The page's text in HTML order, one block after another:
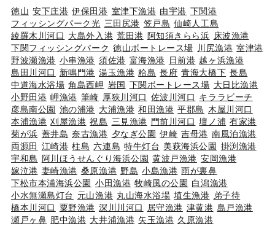
徳山 安下庄港 伊保田港 室津下漁港 由宇港 下関港
フィッシングパーク光 三田尻港 笠戸島 仙崎人工島
綾羅木川河口 大島外入港 荒田港 阿知須きらら浜 床波漁港
下関フィッシングパーク 徳山ボートレース場 川尻漁港 室津港
野波瀬漁港 小串漁港 須佐港 富海漁港 日前港 越ヶ浜漁港
島田川河口
新鳴門港 湯玉漁港 粭島 長府 青海大橋下 長島
中道海水浴場 角島西岬 岩国 下関ボートレース場 大日比漁港
小野田港 岬漁港 筆崎 厚狭川河口 佐波川河口 キララビーチ
彦島南公園 池の浦港 大浦漁港 和田漁港 平郡島 木屋川河口
本浦漁港 刈屋漁港 祝島 三見漁港 門前川河口 壇ノ浦 有家港
菊が浜 蓋井島 奈古漁港 夕なぎ公園 伊崎 吉母港 南風泊漁港
両源田 江崎港 柱島 六連島 特牛灯台 美萩海浜公園 掛渕漁港
宇和島 阿川ほうせんぐり海浜公園 黄波戸漁港 安岡漁港
嫁泣港 妻崎漁港 桑原漁港 野島 小島漁港 雨が裏鼻
下松市本浦海浜公園 小田漁港 牧崎風の公園 白潟漁港
小水無瀬島灯台 元山漁港 丸山海水浴場 埴生漁港 弟子待
橋本川河口 粟野漁港 深川川河口 居守漁港 津黄港 島戸漁港
瀬戸ヶ鼻 肥中漁港 大井浦漁港 矢玉漁港 久原漁港